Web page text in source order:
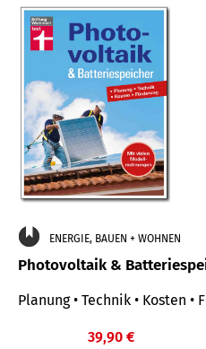
ENERGIE, BAUEN + WOHNEN
Photovoltaik &
Planung • Technik • Kosten •
39,90 €